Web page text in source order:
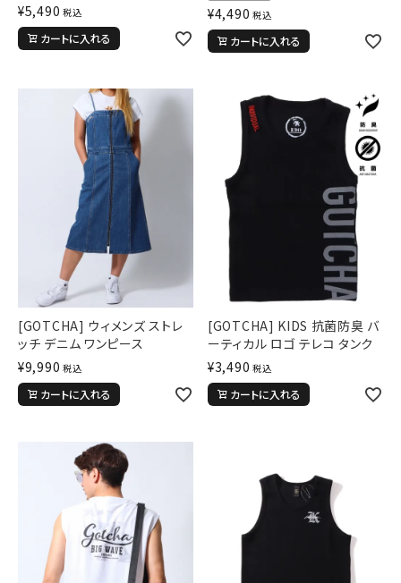
¥5,490 税込
カートに入れる
¥4,490 税込
カートに入れる
[GOTCHA] ウィメンズ ストレ
ッチ デニム ワンピース
¥9,990 税込
カートに入れる
[GOTCHA] KIDS 抗菌防臭 バ
ーティカル ロゴ テレコ タンク
¥3,490 税込
カートに入れる